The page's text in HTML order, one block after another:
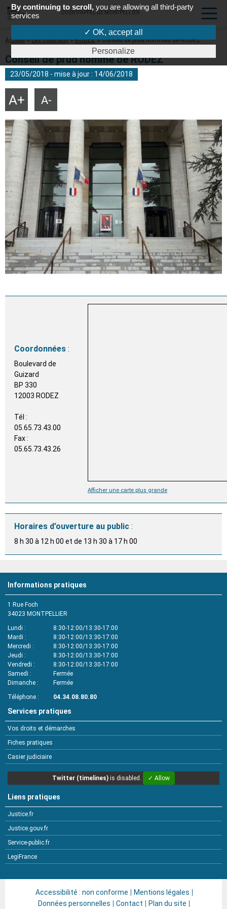
COUR D'APPEL DE MONTPELLIER
Fil
Accueil Les tribunaux RODEZ Conseil de prud'hommes de RODEZ
Conseil de prud'homme de RODEZ
23/05/2018 - mise à jour : 14/06/2018
Agrandir
du
texte
Réduire
du
texte
Coordonnées :
Boulevard de
Guizard
BP 330
12003 RODEZ
Tél :
05.65.73.43.00
Fax :
05.65.73.43.26
Afficher une carte plus grande
Horaires d’ouverture au public :
8 h 30 à 12 h 00 et de 13 h 30 à 17 h 00
Informations pratiques
1 Rue Foch
34023 MONTPELLIER
Lundi
8:30-12:00/13:30-17:00
Mardi
8:30-12:00/13:30-17:00
Mercredi
8:30-12:00/13:30-17:00
Jeudi
8:30-12:00/13:30-17:00
Vendredi
8:30-12:00/13:30-17:00
Samedi
Fermée
Dimanche
Fermée
Téléphone
04.34.08.80.80
Services pratiques
Vos droits et démarches
Fiches pratiques
Casier judiciaire
Twitter (timelines) is disabled. ✓ Allow
Liens pratiques
Justice.fr
Justice.gouv.fr
Service-public.fr
LegiFrance
Accessibilité : non conforme
Mentions légales
Données personnelles
Contact Plan du site
By continuing to scroll, you are allowing all third-party
services
✓ OK, accept all
Personalize